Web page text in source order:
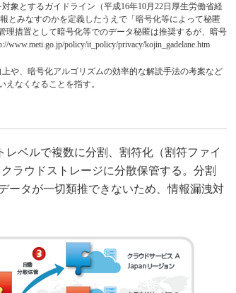
象とするガイドライン（平成16年10月22日厚生労働省経
とみなすのかを定義したうえで「暗号化等によって秘匿
措置として暗号化等でのデータ秘匿は推奨するが、暗号
policy/it_policy/privacy/kojin_gadelane.htm
や、暗号化アルゴリズムの効率的な解読手法の考案など
なくなることを指す。
ベルで複数に分割、割符化（割符ファイ
ラウドストレージに分散保管する。分割
ータが一切類推できないため、情報漏洩対